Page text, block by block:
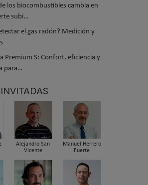
los biocombustibles cambia en
subi…
el gas radón? Medición y
Premium S: Confort, eficiencia y
para…
Alejandro San
Vicente
Manuel Herrero
Fuerte